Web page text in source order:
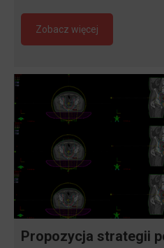
Zobacz więcej
Propozycja strategii